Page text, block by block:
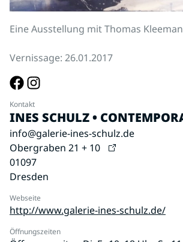
Eine Ausstellung mit Thomas
Vernissage: 26.01.2017
Kontakt
INES SCHULZ •
info@galerie-ines-schulz.de
Obergraben 21 + 10
01097
Dresden
Webseite
http://www.galerie-ines-schulz.de/
Öffnungszeiten